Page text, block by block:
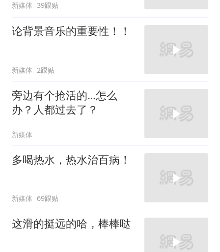
新媒体 39跟贴
论背景音乐的重要性！！
新媒体 2跟贴
旁边有个抢活的…怎么
办？人都过去了？
新媒体
多喝热水，热水治百病！
新媒体 69跟贴
这滑的挺远的哈，棒棒哒